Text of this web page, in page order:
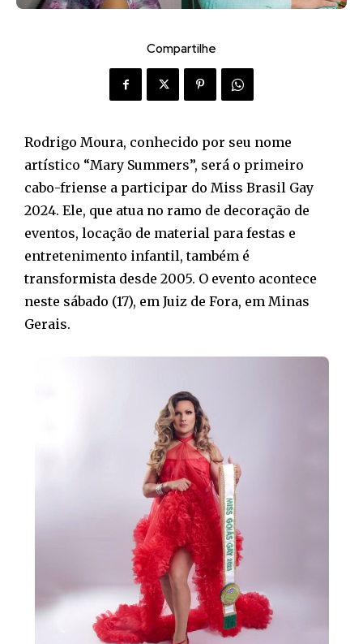
Compartilhe
Rodrigo Moura, conhecido por seu nome
artístico “Mary Summers”, será o primeiro
cabo-friense a participar do Miss Brasil Gay
2024. Ele, que atua no ramo de decoração de
eventos, locação de material para festas e
entretenimento infantil, também é
transformista desde 2005. O evento acontece
neste sábado (17), em Juiz de Fora, em Minas
Gerais.